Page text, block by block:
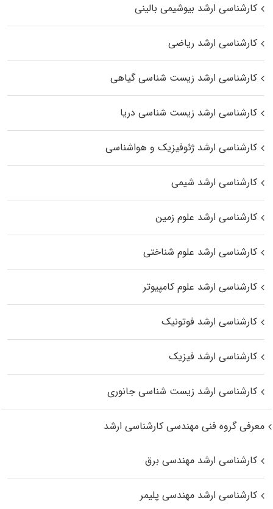
کارشناسی ارشد بیوشیمی بالینی
کارشناسی ارشد ریاضی
کارشناسی ارشد زیست‌ شناسی گیاهی
کارشناسی ارشد زیست‌ شناسی دریا
کارشناسی ارشد ژئوفیزیک و هواشناسی
کارشناسی ارشد شیمی
کارشناسی ارشد علوم زمین
کارشناسی ارشد علوم شناختی
کارشناسی ارشد علوم کامپیوتر
کارشناسی ارشد فوتونیک
کارشناسی ارشد فیزیک
کارشناسی ارشد زیست‌ شناسی جانوری
معرفی گروه فنی مهندسی کارشناسی ارشد
کارشناسی ارشد مهندسی برق
کارشناسی ارشد مهندسی پلیمر